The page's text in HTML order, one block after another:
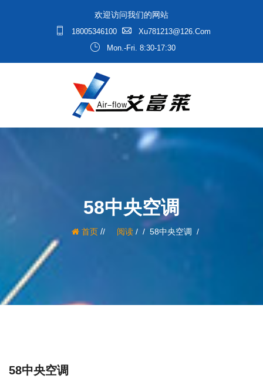
欢迎访问我们的网站
18005346100
Xu781213@126.com
Mon.-Fri. 8:30-17:30
58中央空调
首页/ 阅读/ 58中央空调
58中央空调